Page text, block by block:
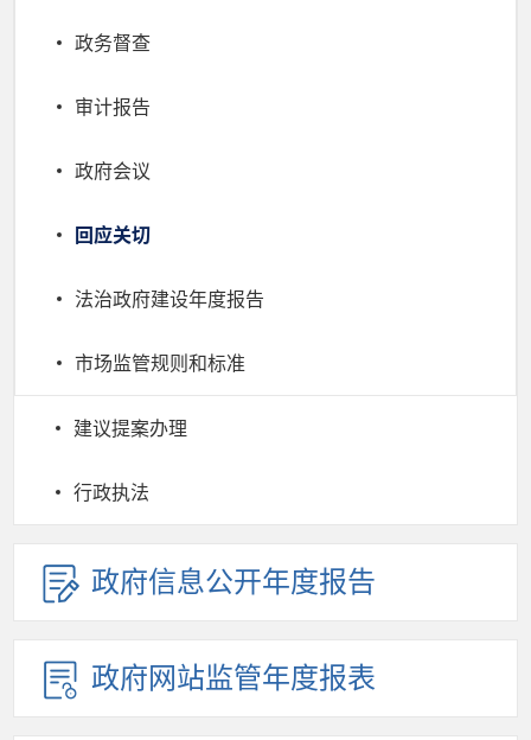
政务督查
审计报告
政府会议
回应关切
法治政府建设年度报告
市场监管规则和标准
建议提案办理
行政执法
政府信息公开年度报告
政府网站监管年度报表